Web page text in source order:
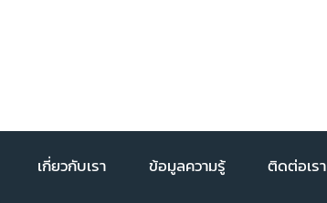
เกี่ยวกับเรา ข้อมูลความรู้ ติดต่อเรา